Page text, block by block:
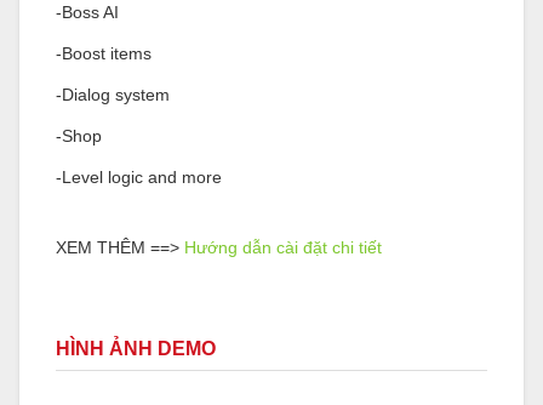
-Boss AI
-Boost items
-Dialog system
-Shop
-Level logic and more
XEM THÊM ==> Hướng dẫn cài đặt chi tiết
HÌNH ẢNH DEMO